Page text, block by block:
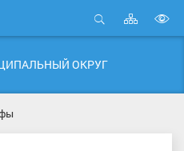
Открыть
Карта
сайта
ОКРУГ